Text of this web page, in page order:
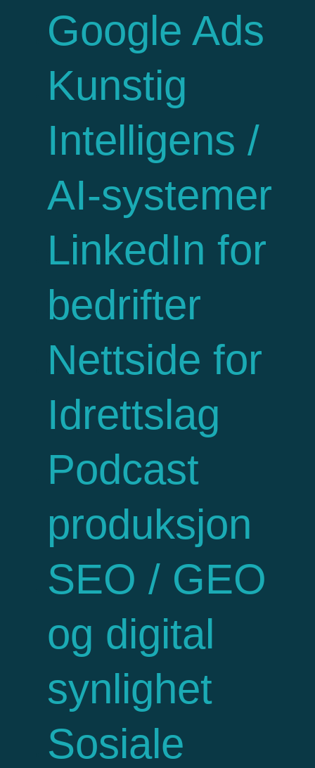
Google Ads
Kunstig
Intelligens /
AI-systemer
LinkedIn for
bedrifter
Nettside for
Idrettslag
Podcast
produksjon
SEO / GEO
og digital
synlighet
Sosiale